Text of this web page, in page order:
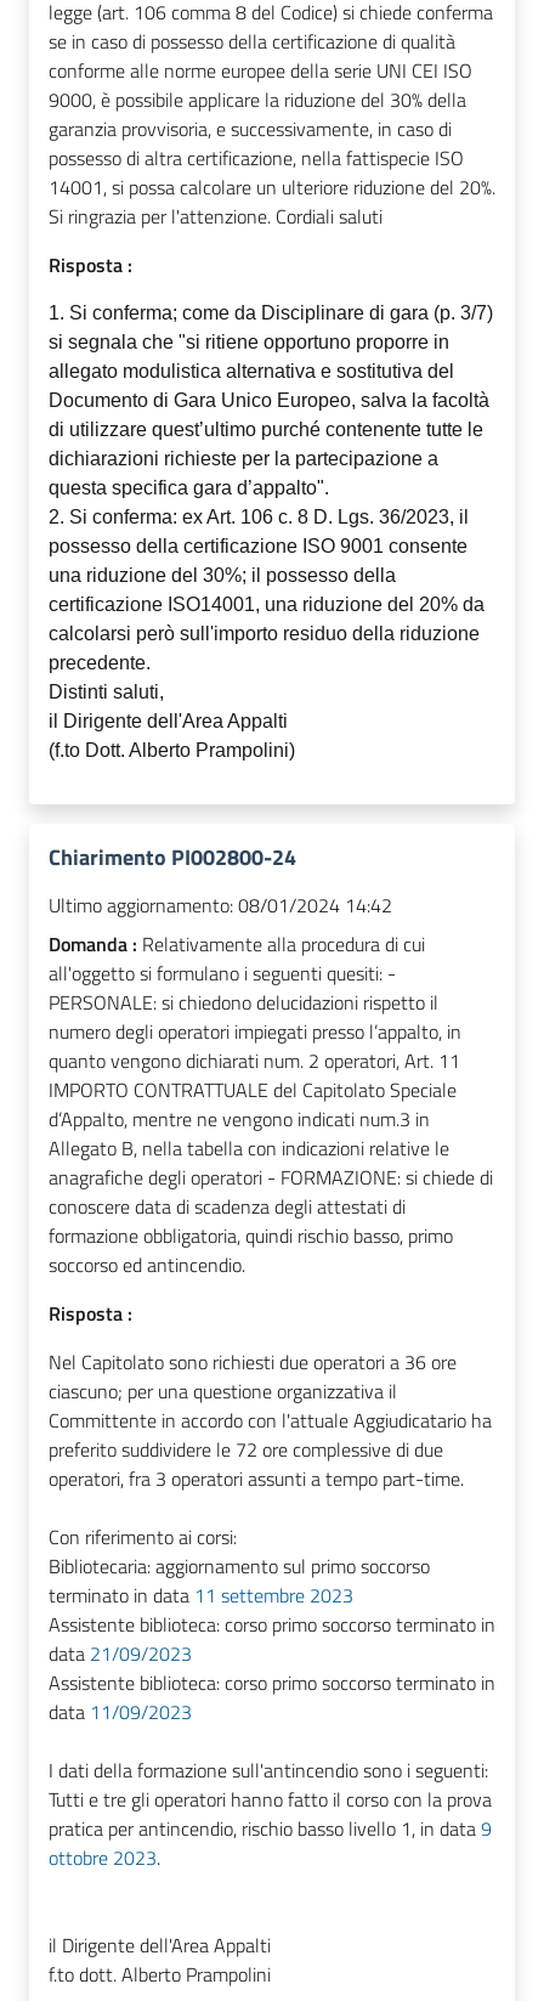
legge (art. 106 comma 8 del Codice) si chiede conferma
se in caso di possesso della certificazione di qualità
conforme alle norme europee della serie UNI CEI ISO
9000, è possibile applicare la riduzione del 30% della
garanzia provvisoria, e successivamente, in caso di
possesso di altra certificazione, nella fattispecie ISO
14001, si possa calcolare un ulteriore riduzione del 20%.
Si ringrazia per l'attenzione. Cordiali saluti
Risposta :
1. Si conferma; come da Disciplinare di gara (p. 3/7)
si segnala che "si ritiene opportuno proporre in
allegato modulistica alternativa e sostitutiva del
Documento di Gara Unico Europeo, salva la facoltà
di utilizzare quest’ultimo purché contenente tutte le
dichiarazioni richieste per la partecipazione a
questa specifica gara d’appalto".
2. Si conferma: ex Art. 106 c. 8 D. Lgs. 36/2023, il
possesso della certificazione ISO 9001 consente
una riduzione del 30%; il possesso della
certificazione ISO14001, una riduzione del 20% da
calcolarsi però sull'importo residuo della riduzione
precedente.
Distinti saluti,
il Dirigente dell'Area Appalti
(f.to Dott. Alberto Prampolini)
Chiarimento PI002800-24
Ultimo aggiornamento:08/01/2024 14:42
Domanda : Relativamente alla procedura di cui
all'oggetto si formulano i seguenti quesiti: -
PERSONALE: si chiedono delucidazioni rispetto il
numero degli operatori impiegati presso l’appalto, in
quanto vengono dichiarati num. 2 operatori, Art. 11
IMPORTO CONTRATTUALE del Capitolato Speciale
d’Appalto, mentre ne vengono indicati num.3 in
Allegato B, nella tabella con indicazioni relative le
anagrafiche degli operatori - FORMAZIONE: si chiede di
conoscere data di scadenza degli attestati di
formazione obbligatoria, quindi rischio basso, primo
soccorso ed antincendio.
Risposta :
Nel Capitolato sono richiesti due operatori a 36 ore
ciascuno; per una questione organizzativa il
Committente in accordo con l'attuale Aggiudicatario ha
preferito suddividere le 72 ore complessive di due
operatori, fra 3 operatori assunti a tempo part-time.
Con riferimento ai corsi:
Bibliotecaria: aggiornamento sul primo soccorso
terminato in data 11 settembre 2023
Assistente biblioteca: corso primo soccorso terminato in
data 21/09/2023
Assistente biblioteca: corso primo soccorso terminato in
data 11/09/2023
I dati della formazione sull'antincendio sono i seguenti:
Tutti e tre gli operatori hanno fatto il corso con la prova
pratica per antincendio, rischio basso livello 1, in data9
ottobre 2023.
il Dirigente dell'Area Appalti
f.to dott. Alberto Prampolini